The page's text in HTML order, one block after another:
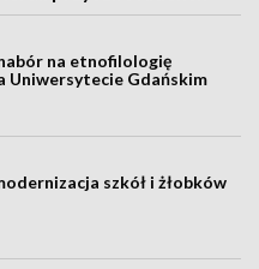
na etnofilologię
Uniwersytecie Gdańskim
szkół i żłobków